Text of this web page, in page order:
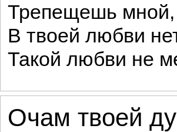
Трепещешь мной,
В твоей любви
Такой любви не
Очам твоей